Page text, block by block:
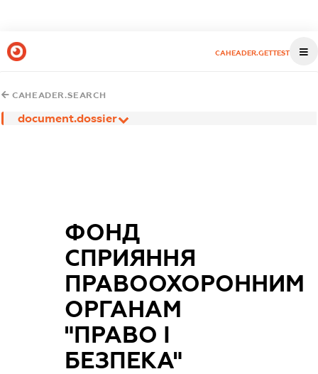
CAHEADER.GETTEST
CAHEADER.SEARCH
document.dossier
ФОНД
СПРИЯННЯ
ПРАВООХОРОННИМ
ОРГАНАМ
"ПРАВО І
БЕЗПЕКА"